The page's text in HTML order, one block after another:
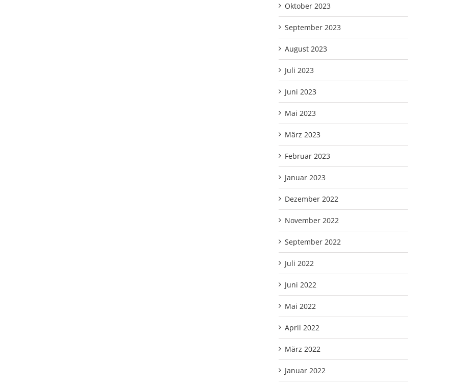
Oktober 2023
September 2023
August 2023
Juli 2023
Juni 2023
Mai 2023
März 2023
Februar 2023
Januar 2023
Dezember 2022
November 2022
September 2022
Juli 2022
Juni 2022
Mai 2022
April 2022
März 2022
Januar 2022